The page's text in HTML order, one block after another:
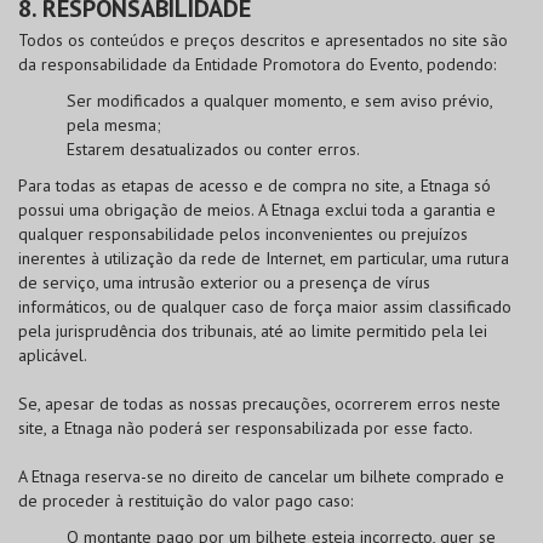
8. RESPONSABILIDADE
Todos os conteúdos e preços descritos e apresentados no site são
da responsabilidade da Entidade Promotora do Evento, podendo:
Ser modificados a qualquer momento, e sem aviso prévio,
pela mesma;
Estarem desatualizados ou conter erros.
Para todas as etapas de acesso e de compra no site, a Etnaga só
possui uma obrigação de meios. A Etnaga exclui toda a garantia e
qualquer responsabilidade pelos inconvenientes ou prejuízos
inerentes à utilização da rede de Internet, em particular, uma rutura
de serviço, uma intrusão exterior ou a presença de vírus
informáticos, ou de qualquer caso de força maior assim classificado
pela jurisprudência dos tribunais, até ao limite permitido pela lei
aplicável.
Se, apesar de todas as nossas precauções, ocorrerem erros neste
site, a Etnaga não poderá ser responsabilizada por esse facto.
A Etnaga reserva-se no direito de cancelar um bilhete comprado e
de proceder à restituição do valor pago caso:
O montante pago por um bilhete esteja incorrecto, quer se